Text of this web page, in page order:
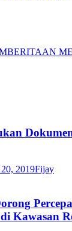
2019Fijay
Kawasan